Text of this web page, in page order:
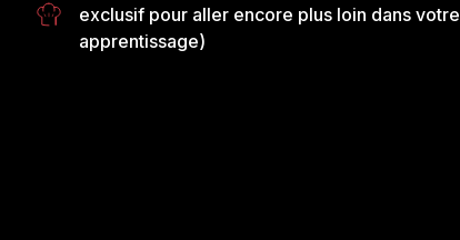
exclusif pour aller encore plus loin dans votre
apprentissage)